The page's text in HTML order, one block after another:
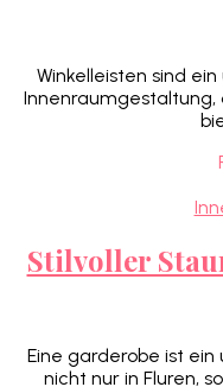
Winkelleisten sind
Innenraumgestaltung,
Stilvoller
Eine garderobe ist
nicht nur in Fluren,